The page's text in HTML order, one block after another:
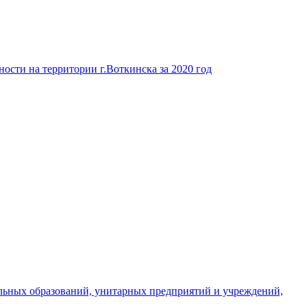
на территории г.Воткинска за 2020 год
образований, унитарных предприятий и учреждений,